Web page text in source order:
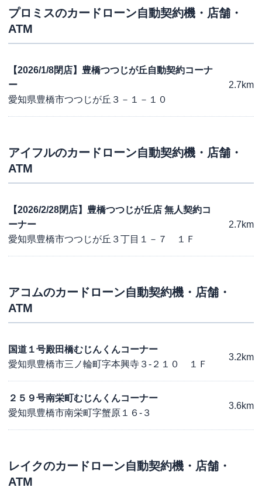
プロミスのカードローン自動契約機・店舗・
ATM
【2026/1/8閉店】豊橋つつじが丘自動契約コーナ
ー
愛知県豊橋市つつじが丘３－１－１０
2.7km
アイフルのカードローン自動契約機・店舗・
ATM
【2026/2/28閉店】豊橋つつじが丘店 無人契約コ
ーナー
愛知県豊橋市つつじが丘３丁目１－７ １Ｆ
2.7km
アコムのカードローン自動契約機・店舗・
ATM
国道１号殿田橋むじんくんコーナー
愛知県豊橋市三ノ輪町字本興寺３-２１０ １Ｆ
3.2km
２５９号南栄町むじんくんコーナー
愛知県豊橋市南栄町字蟹原１６-３
3.6km
レイクのカードローン自動契約機・店舗・
ATM